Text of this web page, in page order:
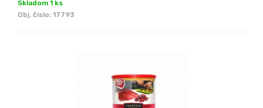
Skladom 1 ks
Obj. čislo: 17793